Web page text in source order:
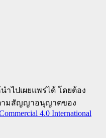
ไปเผยแพร่ได้ โดยต้อง
ามสัญญาอนุญาตของ
4.0 International